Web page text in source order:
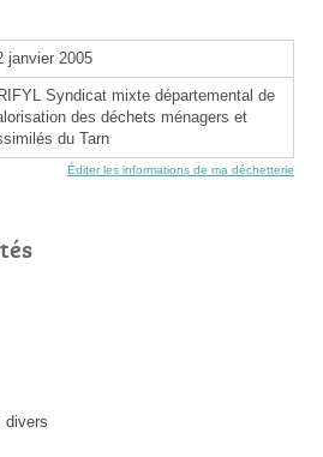
janvier 2005
Syndicat mixte départemental de
des déchets ménagers et
du Tarn
Éditer les informations de ma déchetterie
divers